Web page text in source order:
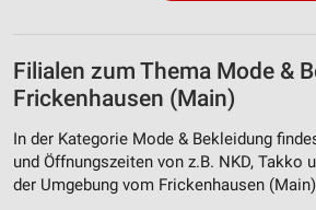
Filialen zum Thema Mode &
Frickenhausen (Main)
In der Kategorie Mode & Bekleidung
und Öffnungszeiten von z.B. NKD, Takko
der Umgebung vom Frickenhausen